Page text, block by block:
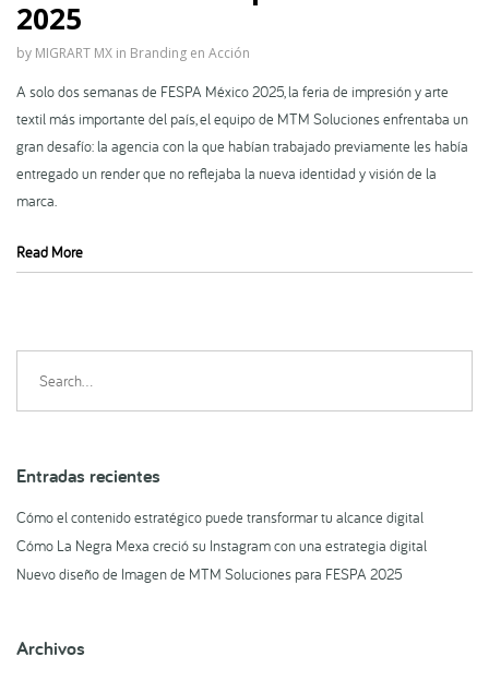
2025
by MIGRART MX in Branding en Acción
A solo dos semanas de FESPA México 2025, la feria de impresión y arte
textil más importante del país, el equipo de MTM Soluciones enfrentaba un
gran desafío: la agencia con la que habían trabajado previamente les había
entregado un render que no reflejaba la nueva identidad y visión de la
marca.
Read More
Entradas recientes
Cómo el contenido estratégico puede transformar tu alcance digital
Cómo La Negra Mexa creció su Instagram con una estrategia digital
Nuevo diseño de Imagen de MTM Soluciones para FESPA 2025
Archivos